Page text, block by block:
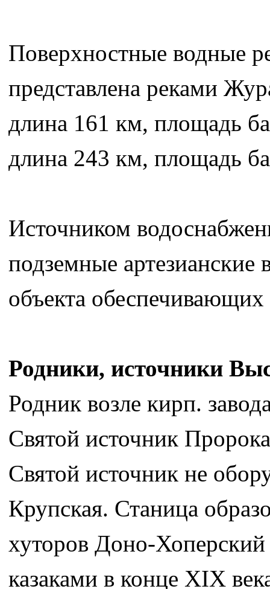
Поверхностные водные
представлена реками
длина 161 км, площадь
длина 243 км, площадь
Источником
подземные
объекта
Родники, источники
Родник возле кирп.
Святой источник
Святой источник не
Крупская. Станица
хуторов Доно-
казаками в конце XIX